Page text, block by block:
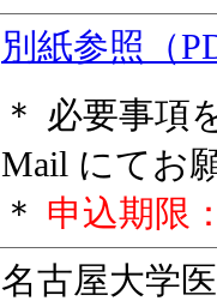
別紙参照（
＊ 必要事項
Mail にてお
＊ 申込期限
名古屋大学